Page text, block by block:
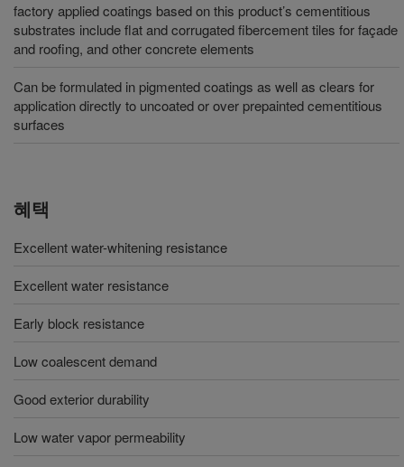
factory applied coatings based on this product’s cementitious
substrates include flat and corrugated fibercement tiles for façade
and roofing, and other concrete elements
Can be formulated in pigmented coatings as well as clears for
application directly to uncoated or over prepainted cementitious
surfaces
혜택
Excellent water-whitening resistance
Excellent water resistance
Early block resistance
Low coalescent demand
Good exterior durability
Low water vapor permeability